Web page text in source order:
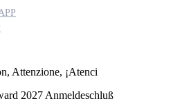
Attenzione, ¡Atenci
2027 Anmeldeschluß